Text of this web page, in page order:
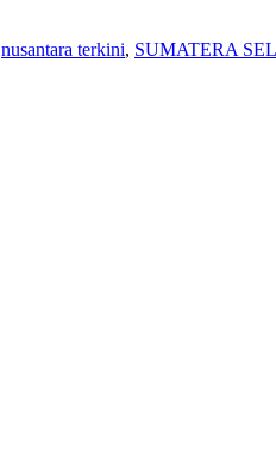
nusantara terkini, SUMATERA